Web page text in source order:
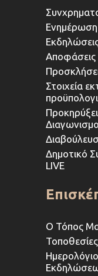
Ενημέρωση
Αποφάσεις
Στοιχεία
Δημοτικό
LIVE
Ο Τόπος
Τοποθεσίες
Ημερολόγιο